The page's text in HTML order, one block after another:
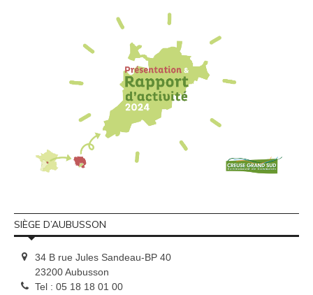
SIÈGE D’AUBUSSON
34 B rue Jules Sandeau-BP 40
23200 Aubusson
Tel : 05 18 18 01 00